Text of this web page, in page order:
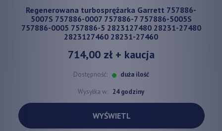
Regenerowana turbosprężarka Garrett 757886-
5007S 757886-0007 757886-7 757886-5005S
757886-0005 757886-5 2823127480 28231-27480
2823127460 28231-27460
714,00 zł+ kaucja
Dostępność: duża ilość
Wysyłka w: 24 godziny
WYŚWIETL